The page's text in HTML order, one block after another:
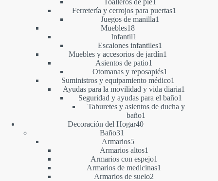
Toalleros de pie1
producto
Ferretería y cerrojos para puertas1
Juegos de manilla1
Muebles1818
productos
Infantil1
producto
Escalones infantiles1
producto
Muebles y accesorios de jardín1
Asientos de patio1
producto
Otomanas y reposapiés1
producto
Suministros y equipamiento médico1
producto
Ayudas para la movilidad y vida diaria1
Seguridad y ayudas para el baño1
producto
Taburetes y asientos de ducha y
baño1
Decoración del Hogar4040
Baño31
productos
Armarios55
productos
Armarios altos1
producto
Armarios con espejo1
producto
Armarios de medicinas1
Armarios de suelo2